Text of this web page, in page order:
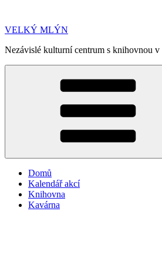
obsahu
VELKÝ MLÝN
Nezávislé kulturní centrum s knihovnou
Domů
Kalendář akcí
Knihovna
Kavárna